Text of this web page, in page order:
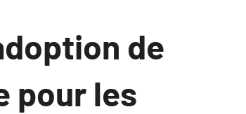
de
pour les